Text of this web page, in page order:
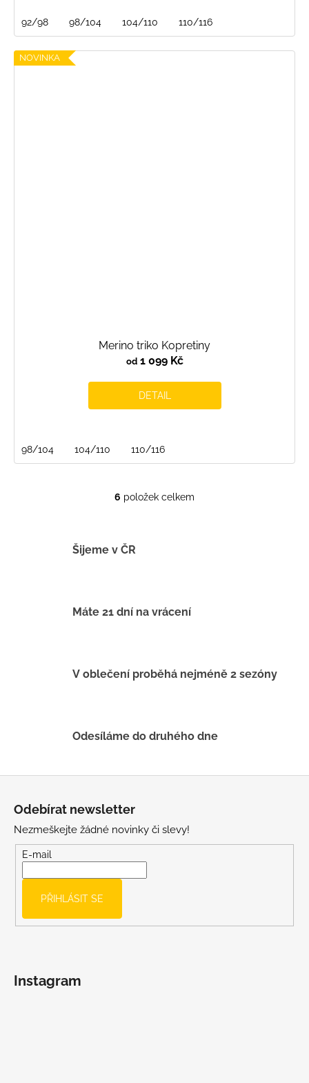
92/98 98/104 104/110 110/116
NOVINKA
Merino triko Kopretiny
od1 099 Kč
DETAIL
98/104 104/110 110/116
O
í
k
p
u
6 položek celkem
Šijeme v ČR
Máte 21 dní na vrácení
V oblečení proběhá nejméně 2 sezóny
Odesíláme do druhého dne
Odebírat newsletter
Nezmeškejte žádné novinky či slevy!
E-mail
PŘIHLÁSIT SE
Instagram